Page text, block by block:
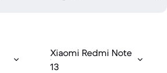
Xiaomi Redmi Note
13